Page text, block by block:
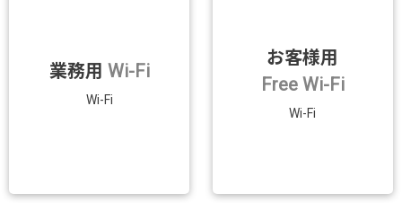
業務用 Wi-Fi
Wi-Fi
お客様用
Free Wi-Fi
Wi-Fi